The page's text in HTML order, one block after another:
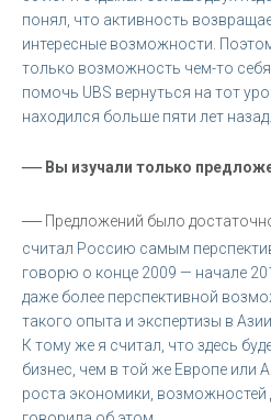
понял, что активность
интересные возможности.
только возможность чем-то
помочь UBS вернуться на тот
находился больше пяти лет назад.
— Вы изучали только
— Предложений было
считал Россию самым
говорю о конце 2009 — начале
даже более перспективной
такого опыта и экспертизы в
К тому же я считал, что здесь
бизнес, чем в той же Европе или
роста экономики, возможностей